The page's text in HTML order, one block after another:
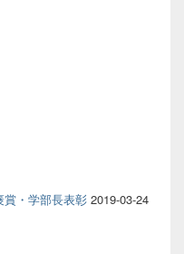
賞・学部長表彰 2019-03-24